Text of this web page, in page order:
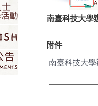
南臺科技大學
附件
南臺科技大